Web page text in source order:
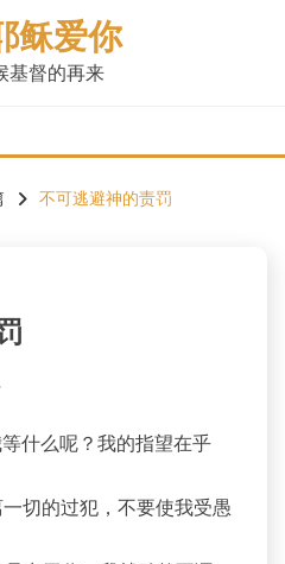
稣爱你
基督的再来
不可逃避神的责罚
什么呢？我的指望在乎
一切的过犯，不要使我受愚